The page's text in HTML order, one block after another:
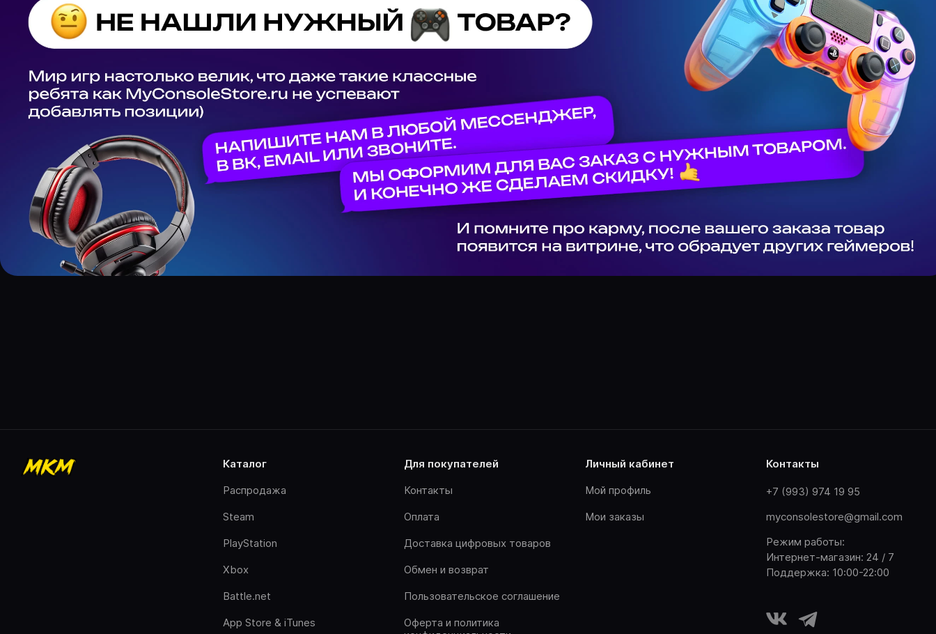
каталог
Распродажа
Steam
PlayStation
Xbox
Battle.net
App Store & iTunes
для покупателей
Контакты
Оплата
Доставка цифровых товаров
Обмен и возврат
Пользовательское соглашение
Оферта и политика
личный кабинет
Мой профиль
Мои заказы
контакты
+7 (993) 974 19 95
myconsolestore@gmail.com
Режим работы:
Интернет-магазин: 24 / 7
Поддержка: 10:00-22:00